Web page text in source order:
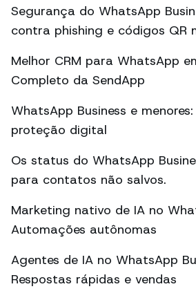
Segurança do WhatsApp
contra phishing e códigos QR
Melhor CRM para WhatsApp
Completo da SendApp
WhatsApp Business e
proteção digital
Os status do WhatsApp
para contatos não salvos.
Marketing nativo de IA no
Automações autônomas
Agentes de IA no WhatsApp
Respostas rápidas e vendas